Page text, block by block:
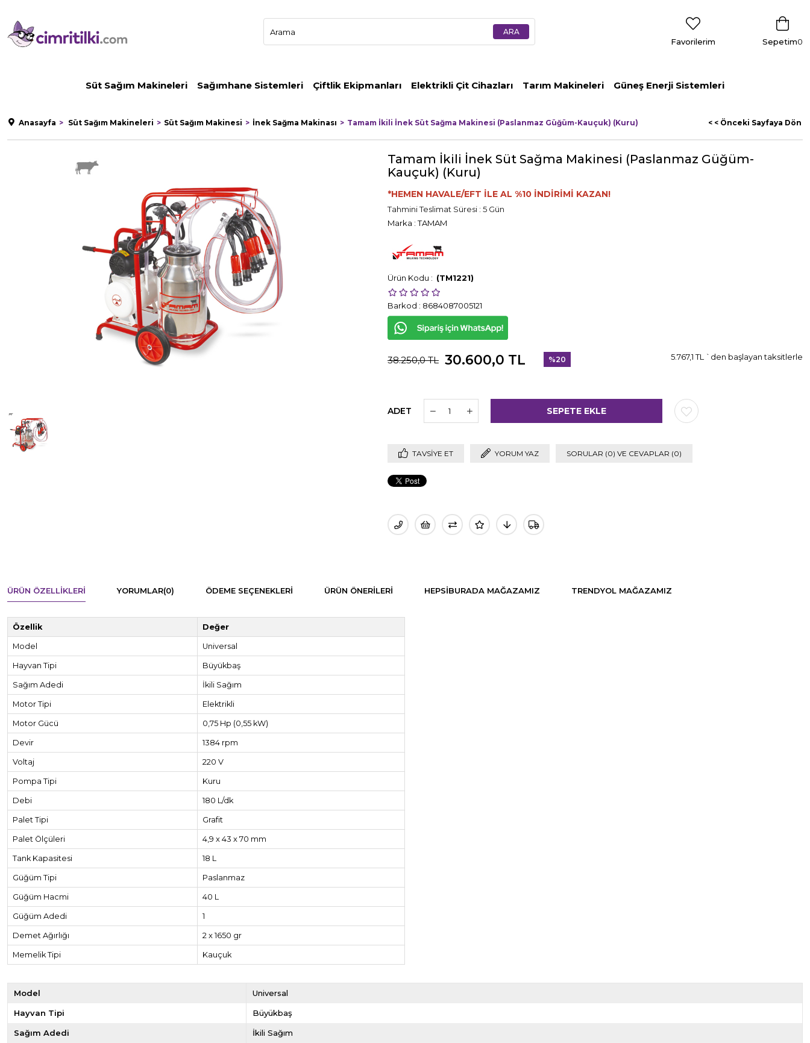
Sepetim0
Favorilerim
Süt Sağım Makineleri Sağımhane Sistemleri Çiftlik Ekipmanları Elektrikli Çit Cihazları Tarım Makineleri Güneş Enerji Sistemleri
Anasayfa Süt Sağım Makineleri Süt Sağım Makinesi İnek Sağma Makinası Tamam İkili İnek Süt Sağma Makinesi (Paslanmaz Güğüm-Kauçuk) (Kuru) < < Önceki Sayfaya Dön
Tamam İkili İnek Süt Sağma Makinesi (Paslanmaz Güğüm-
Kauçuk) (Kuru)
*HEMEN HAVALE/EFT İLE AL %10 İNDİRİMİ KAZAN!
Tahmini Teslimat Süresi : 5 Gün
Marka : TAMAM
(TM1221)
Barkod : 8684087005121
38.250,0 TL 30.600,0 TL %20
5.767,1 TL `den başlayan taksitlerle
ADET
TAVSIYE ET YORUM YAZ SORULAR (0) VE CEVAPLAR (0)
ÜRÜN ÖZELLIKLERI YORUMLAR(0) ÖDEME SEÇENEKLERI ÜRÜN ÖNERILERI HEPSIBURADA MAĞAZAMIZ TRENDYOL MAĞAZAMIZ
Özellik Değer
Model Universal
Hayvan Tipi Büyükbaş
Sağım Adedi İkili Sağım
Motor Tipi Elektrikli
Motor Gücü 0,75 Hp (0,55 kW)
Devir 1384 rpm
Voltaj 220 V
Pompa Tipi Kuru
Debi 180 L/dk
Palet Tipi Grafit
Palet Ölçüleri 4,9 x 43 x 70 mm
Tank Kapasitesi 18 L
Güğüm Tipi Paslanmaz
Güğüm Hacmi 40 L
Güğüm Adedi 1
Demet Ağırlığı 2 x 1650 gr
Memelik Tipi Kauçuk
Model Universal
Hayvan Tipi Büyükbaş
Sağım Adedi İkili Sağım